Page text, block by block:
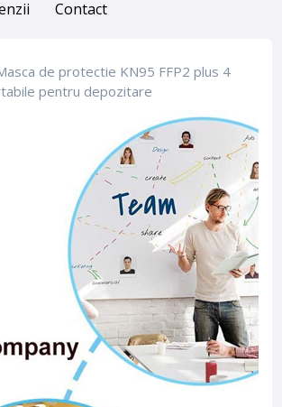
Contact
de protectie KN95 FFP2 plus 4
pentru depozitare